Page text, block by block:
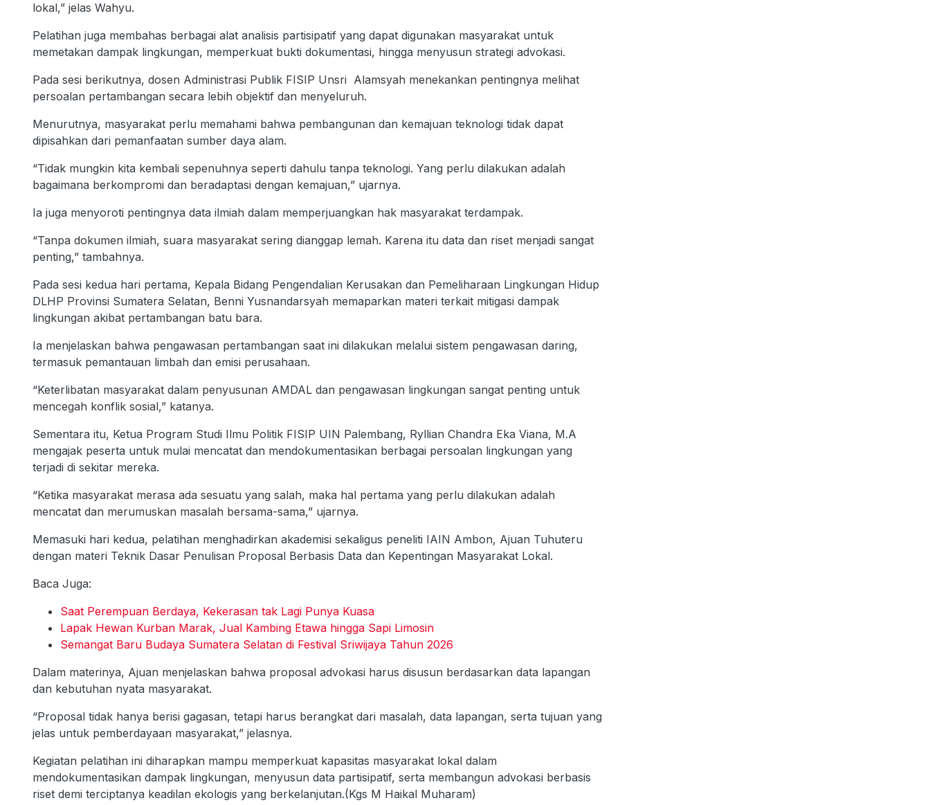
lokal,” jelas Wahyu.
Pelatihan juga membahas berbagai alat analisis partisipatif yang dapat digunakan masyarakat untuk
memetakan dampak lingkungan, memperkuat bukti dokumentasi, hingga menyusun strategi advokasi.
Pada sesi berikutnya, dosen Administrasi Publik FISIP Unsri Alamsyah menekankan pentingnya melihat
persoalan pertambangan secara lebih objektif dan menyeluruh.
Menurutnya, masyarakat perlu memahami bahwa pembangunan dan kemajuan teknologi tidak dapat
dipisahkan dari pemanfaatan sumber daya alam.
“Tidak mungkin kita kembali sepenuhnya seperti dahulu tanpa teknologi. Yang perlu dilakukan adalah
bagaimana berkompromi dan beradaptasi dengan kemajuan,” ujarnya.
Ia juga menyoroti pentingnya data ilmiah dalam memperjuangkan hak masyarakat terdampak.
“Tanpa dokumen ilmiah, suara masyarakat sering dianggap lemah. Karena itu data dan riset menjadi sangat
penting,” tambahnya.
Pada sesi kedua hari pertama, Kepala Bidang Pengendalian Kerusakan dan Pemeliharaan Lingkungan Hidup
DLHP Provinsi Sumatera Selatan, Benni Yusnandarsyah memaparkan materi terkait mitigasi dampak
lingkungan akibat pertambangan batu bara.
Ia menjelaskan bahwa pengawasan pertambangan saat ini dilakukan melalui sistem pengawasan daring,
termasuk pemantauan limbah dan emisi perusahaan.
“Keterlibatan masyarakat dalam penyusunan AMDAL dan pengawasan lingkungan sangat penting untuk
mencegah konflik sosial,” katanya.
Sementara itu, Ketua Program Studi Ilmu Politik FISIP UIN Palembang, Ryllian Chandra Eka Viana, M.A
mengajak peserta untuk mulai mencatat dan mendokumentasikan berbagai persoalan lingkungan yang
terjadi di sekitar mereka.
“Ketika masyarakat merasa ada sesuatu yang salah, maka hal pertama yang perlu dilakukan adalah
mencatat dan merumuskan masalah bersama-sama,” ujarnya.
Memasuki hari kedua, pelatihan menghadirkan akademisi sekaligus peneliti IAIN Ambon, Ajuan Tuhuteru
dengan materi Teknik Dasar Penulisan Proposal Berbasis Data dan Kepentingan Masyarakat Lokal.
Baca Juga:
Saat Perempuan Berdaya, Kekerasan tak Lagi Punya Kuasa
Lapak Hewan Kurban Marak, Jual Kambing Etawa hingga Sapi Limosin
Semangat Baru Budaya Sumatera Selatan di Festival Sriwijaya Tahun 2026
Dalam materinya, Ajuan menjelaskan bahwa proposal advokasi harus disusun berdasarkan data lapangan
dan kebutuhan nyata masyarakat.
“Proposal tidak hanya berisi gagasan, tetapi harus berangkat dari masalah, data lapangan, serta tujuan yang
jelas untuk pemberdayaan masyarakat,” jelasnya.
Kegiatan pelatihan ini diharapkan mampu memperkuat kapasitas masyarakat lokal dalam
mendokumentasikan dampak lingkungan, menyusun data partisipatif, serta membangun advokasi berbasis
riset demi terciptanya keadilan ekologis yang berkelanjutan.(Kgs M Haikal Muharam)